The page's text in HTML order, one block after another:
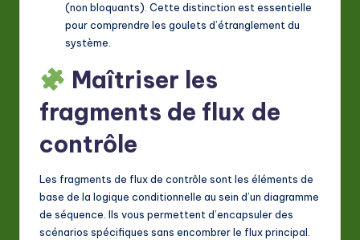
(non bloquants). Cette distinction est essentielle
pour comprendre les goulets d’étranglement du
système.
Maîtriser les
fragments de flux de
contrôle
Les fragments de flux de contrôle sont les éléments de
base de la logique conditionnelle au sein d’un diagramme
de séquence. Ils vous permettent d’encapsuler des
scénarios spécifiques sans encombrer le flux principal.